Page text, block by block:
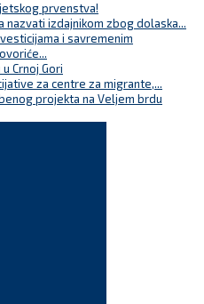
prvenstva!
nazvati izdajnikom zbog dolaska...
i savremenim
Crnoj Gori
za centre za migrante,...
projekta na Veljem brdu